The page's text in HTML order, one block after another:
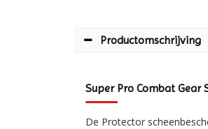
Productomschrijving
Super Pro Combat Gear
De Protector